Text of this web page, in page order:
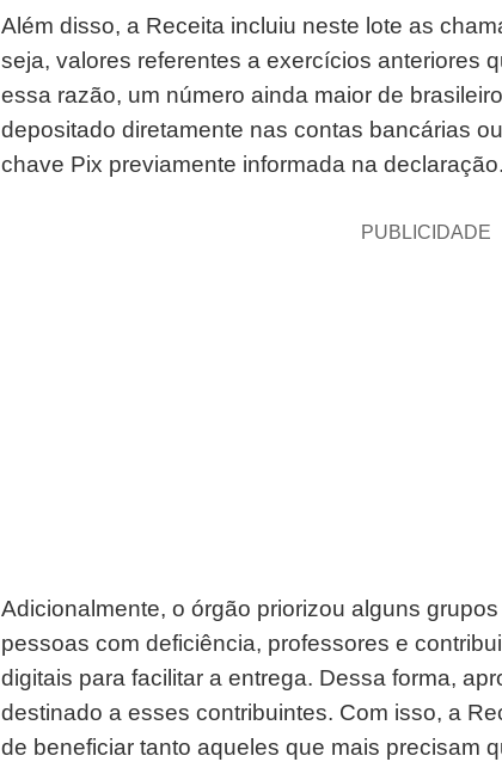
Além disso, a Receita incluiu neste lote as
seja, valores referentes a exercícios anteriores
essa razão, um número ainda maior de
depositado diretamente nas contas bancárias
chave Pix previamente informada na declaração.
PUBLICIDADE
Adicionalmente, o órgão priorizou alguns
pessoas com deficiência, professores e
digitais para facilitar a entrega. Dessa forma,
destinado a esses contribuintes. Com isso, a
de beneficiar tanto aqueles que mais precisam